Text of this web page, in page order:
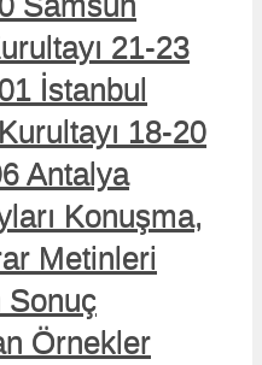
21-23
İstanbul
18-20
Antalya
Konuşma,
Metinleri
Sonuç
Örnekler
21-23
İstanbul
18-20
Antalya
Konuşma,
Metinleri
Sonuç
Örnekler